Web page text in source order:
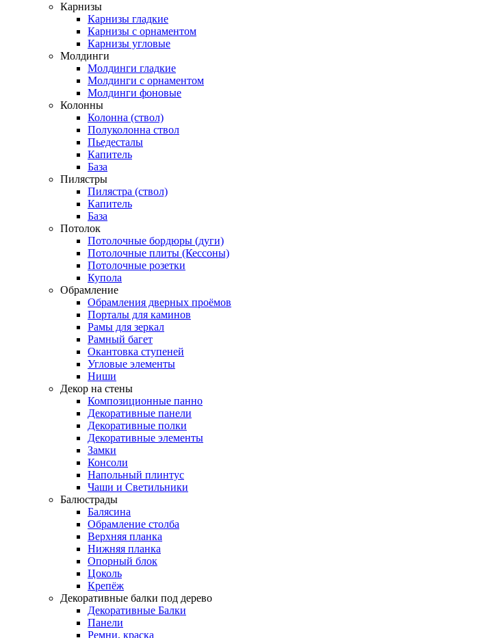
Карнизы
Карнизы гладкие
Карнизы с орнаментом
Карнизы угловые
Молдинги
Молдинги гладкие
Молдинги с орнаментом
Молдинги фоновые
Колонны
Колонна (ствол)
Полуколонна ствол
Пьедесталы
Капитель
База
Пилястры
Пилястра (ствол)
Капитель
База
Потолок
Потолочные бордюры (дуги)
Потолочные плиты (Кессоны)
Потолочные розетки
Купола
Обрамление
Обрамления дверных проёмов
Порталы для каминов
Рамы для зеркал
Рамный багет
Окантовка ступеней
Угловые элементы
Ниши
Декор на стены
Композиционные панно
Декоративные панели
Декоративные полки
Декоративные элементы
Замки
Консоли
Напольный плинтус
Чаши и Светильники
Балюстрады
Балясина
Обрамление столба
Верхняя планка
Нижняя планка
Опорный блок
Цоколь
Крепёж
Декоративные балки под дерево
Декоративные Балки
Панели
Ремни, краска